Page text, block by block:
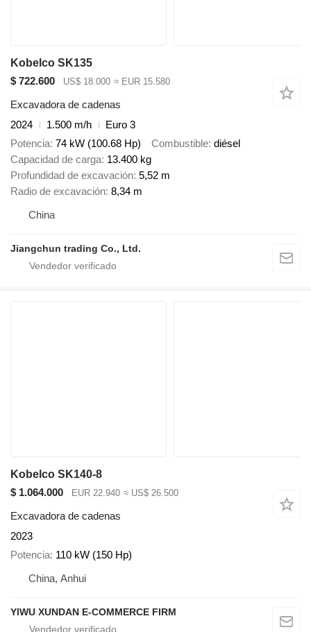
Kobelco SK135
$ 722.600
US$ 18.000 ≈ EUR 15.580
Excavadora de cadenas
2024
1.500 m/h
Euro 3
Potencia 74 kW (100.68 Hp) Combustible diésel
Capacidad de carga 13.400 kg
Profundidad de excavación 5,52 m
Radio de excavación 8,34 m
China
Jiangchun trading Co., Ltd.
Kobelco SK140-8
$ 1.064.000
EUR 22.940 ≈ US$ 26.500
Excavadora de cadenas
2023
Potencia 110 kW (150 Hp)
China, Anhui
YIWU XUNDAN E-COMMERCE FIRM